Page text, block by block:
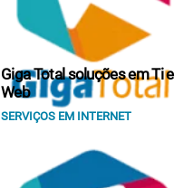
Giga Total soluções em Ti e
Web
SERVIÇOS EM INTERNET